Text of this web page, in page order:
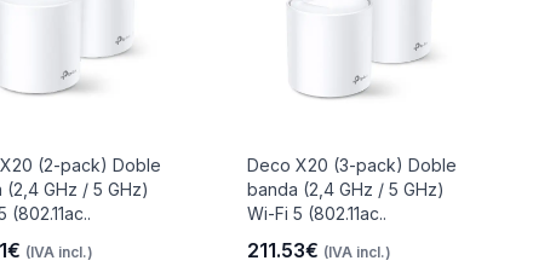
(2-pack) Doble
(2,4 GHz / 5 GHz)
(802.11ac..
(IVA incl.)
Deco X20 (3-pack) Doble
banda (2,4 GHz / 5 GHz)
Wi-Fi 5 (802.11ac..
211.53€ (IVA incl.)